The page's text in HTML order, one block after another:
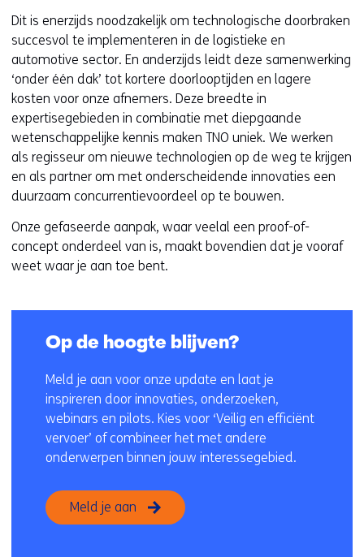
Dit is enerzijds noodzakelijk om technologische doorbraken
succesvol te implementeren in de logistieke en
automotive sector. En anderzijds leidt deze samenwerking
‘onder één dak’ tot kortere doorlooptijden en lagere
kosten voor onze afnemers. Deze breedte in
expertisegebieden in combinatie met diepgaande
wetenschappelijke kennis maken TNO uniek. We werken
als regisseur om nieuwe technologien op de weg te krijgen
en als partner om met onderscheidende innovaties een
duurzaam concurrentievoordeel op te bouwen.
Onze gefaseerde aanpak, waar veelal een proof-of-
concept onderdeel van is, maakt bovendien dat je vooraf
weet waar je aan toe bent.
Op de hoogte blijven?
Meld je aan voor onze update en laat je
inspireren door innovaties, onderzoeken,
webinars en pilots. Kies voor ‘Veilig en efficiënt
vervoer’ of combineer het met andere
onderwerpen binnen jouw interessegebied.
Meld je aan